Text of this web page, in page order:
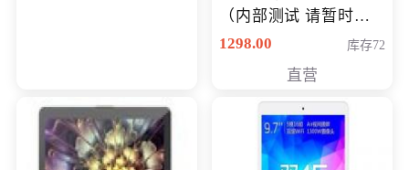
（内部测试 请暂时不要
购买）
1298.00 库存72
直营